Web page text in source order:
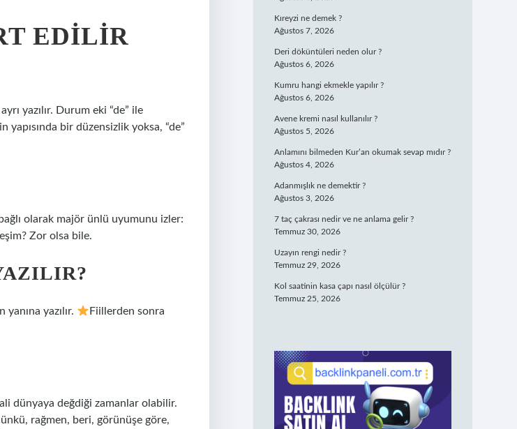
EDILIR
yazılır. Durum eki “de” ile
yapısında bir düzensizlik yoksa, “de”
olarak majör ünlü uyumunu izler:
Zor olsa bile.
yazılır.
Fiillerden sonra
dünyaya değdiği zamanlar olabilir.
rağmen, beri, görünüşe göre,
Kıreyzi ne demek ?
Ağustos 7, 2026
Deri döküntüleri neden olur ?
Ağustos 6, 2026
Kumru hangi ekmekle yapılır ?
Ağustos 6, 2026
Avene kremi nasıl kullanılır ?
Ağustos 5, 2026
Anlamını bilmeden Kur’an okumak sevap mıdır ?
Ağustos 4, 2026
Adanmışlık ne demektir ?
Ağustos 3, 2026
7 taç çakrası nedir ve ne anlama gelir ?
Temmuz 30, 2026
Uzayın rengi nedir ?
Temmuz 29, 2026
Kol saatinin kasa çapı nasıl ölçülür ?
Temmuz 25, 2026